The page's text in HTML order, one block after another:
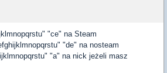
"ce" na Steam
"de" na nosteam
"a" na nick jeżeli masz